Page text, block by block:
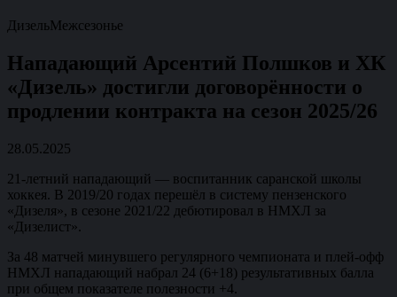
ДизельМежсезонье
Нападающий Арсентий Полшков и ХК
«Дизель» достигли договорённости о
продлении контракта на сезон 2025/26
28.05.2025
21-летний нападающий — воспитанник саранской школы
хоккея. В 2019/20 годах перешёл в систему пензенского
«Дизеля», в сезоне 2021/22 дебютировал в НМХЛ за
«Дизелист».
За 48 матчей минувшего регулярного чемпионата и плей-офф
НМХЛ нападающий набрал 24 (6+18) результативных балла
при общем показателе полезности +4.